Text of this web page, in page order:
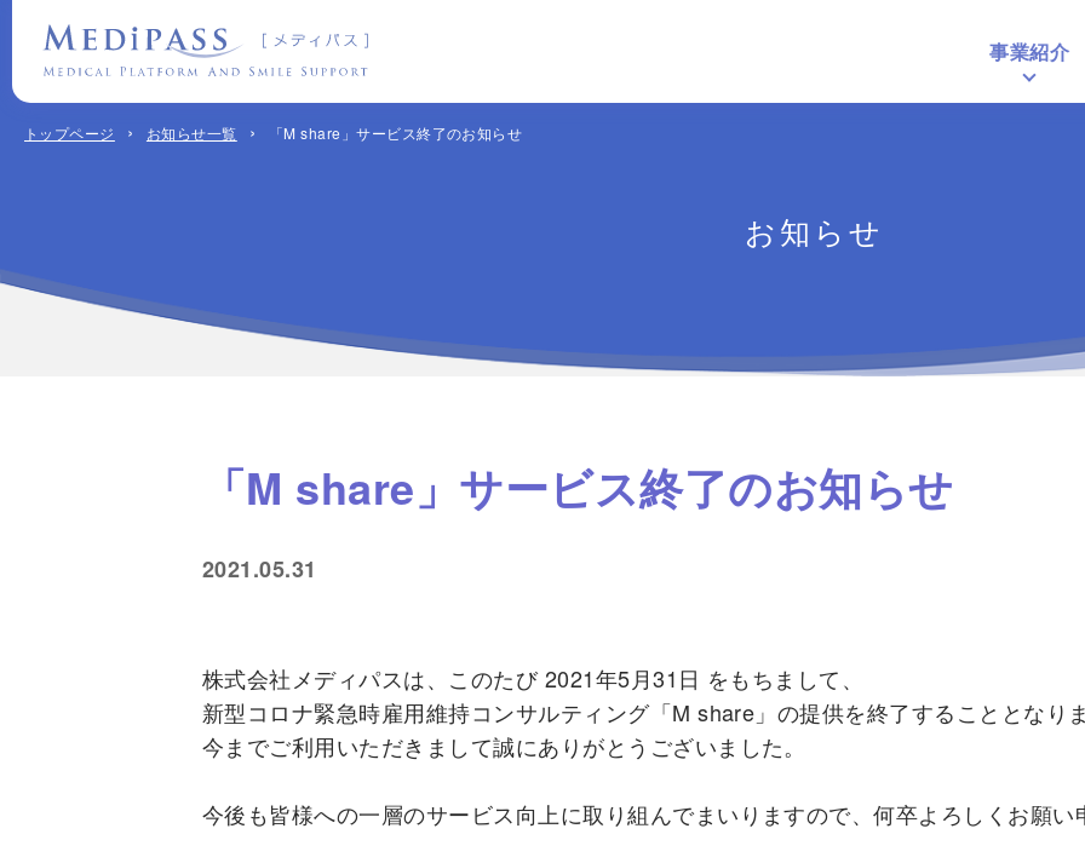
事業紹介
トップページ お知らせ一覧 「M share」サービス終了のお知らせ
お知らせ
「M share」サービス終了のお知らせ
2021.05.31
株式会社メディパスは、このたび 2021年5月31日 をもちまして、
新型コロナ緊急時雇用維持コンサルティング「M share」の提供を終了することとなりま
今までご利用いただきまして誠にありがとうございました。
今後も皆様への一層のサービス向上に取り組んでまいりますので、何卒よろしくお願い